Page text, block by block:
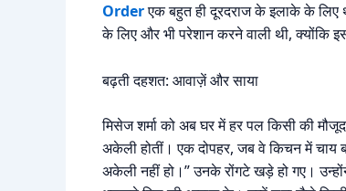
Orderएक बहुत ही दूरदराज के इलाके के लिए
के लिए और भी परेशान करने वाली थी, क्योंकि
बढ़ती दहशत: आवाज़ें और साया
मिसेज शर्मा को अब घर में हर पल किसी की
अकेली होतीं। एक दोपहर, जब वे किचन में चाय
अकेली नहीं हो।” उनके रोंगटे खड़े हो गए।